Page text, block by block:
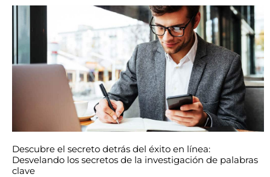
Descubre el secreto detrás del éxito en línea:
Desvelando los secretos de la investigación de palabras
clave